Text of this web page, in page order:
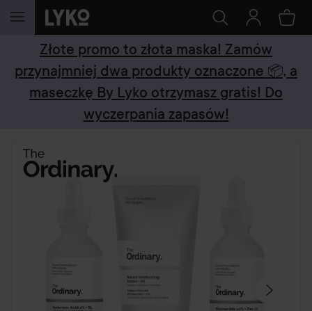
PRZEJDŹ DO TREŚCI
Złote promo to złota maska! Zamów
przynajmniej dwa produkty oznaczone 📦, a
maseczkę By Lyko otrzymasz gratis! Do
wyczerpania zapasów!
POMIŃ SEKCJĘ